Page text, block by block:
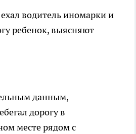
водитель иномарки и
ребенок, выясняют
данным,
дорогу в
месте рядом с